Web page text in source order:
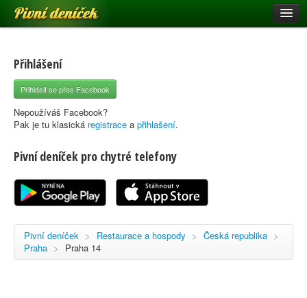
Pivní deníček
Pivní mapa
Pivní značky
Nápověda
Registrace
Přihlášení
Přihlásit se přes Facebook
Nepoužíváš Facebook?
Pak je tu klasická registrace a přihlašení.
Pivní deníček pro chytré telefony
Pivní deníček > Restaurace a hospody > Česká republika >
Praha > Praha 14